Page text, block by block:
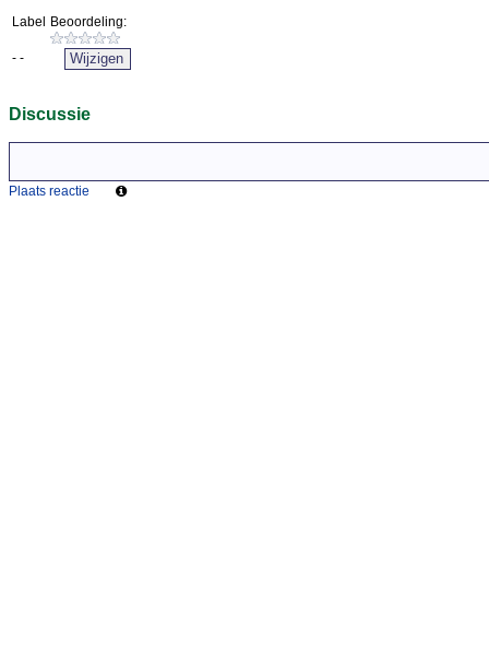
Label Beoordeling:
- -
Discussie
Plaats reactie